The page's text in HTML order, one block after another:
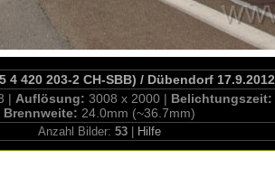
4 420 203-2 CH-SBB) / Dübendorf 17.9.2012
| Auflösung: 3008 x 2000 | Belichtungszeit:
Brennweite: 24.0mm (~36.7mm)
Anzahl Bilder: 53 Hilfe